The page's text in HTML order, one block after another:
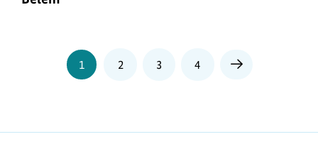
Seite
1 Seite
2 Seite
3 Seite
4
Nächste